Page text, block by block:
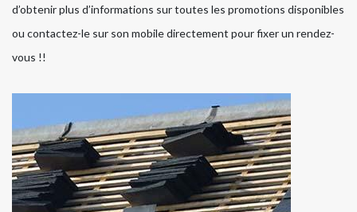
d’obtenir plus d’informations sur toutes les promotions disponibles
ou contactez-le sur son mobile directement pour fixer un rendez-
vous !!